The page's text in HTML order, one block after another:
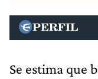
Se estima que